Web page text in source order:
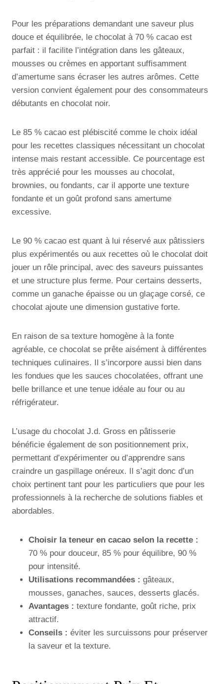
Pour les préparations demandant une saveur plus
douce et équilibrée, le chocolat à 70 % cacao est
parfait : il facilite l’intégration dans les gâteaux,
mousses ou crèmes en apportant suffisamment
d’amertume sans écraser les autres arômes. Cette
version convient également pour des consommateurs
débutants en chocolat noir.
Le 85 % cacao est plébiscité comme le choix idéal
pour les recettes classiques nécessitant un chocolat
intense mais restant accessible. Ce pourcentage est
très apprécié pour les mousses au chocolat,
brownies, ou fondants, car il apporte une texture
fondante et un goût profond sans amertume
excessive.
Le 90 % cacao est quant à lui réservé aux pâtissiers
plus expérimentés ou aux recettes où le chocolat doit
jouer un rôle principal, avec des saveurs puissantes
et une structure plus ferme. Pour certains desserts,
comme un ganache épaisse ou un glaçage corsé, ce
chocolat ajoute une dimension gustative forte.
En raison de sa texture homogène à la fonte
agréable, ce chocolat se prête aisément à différentes
techniques culinaires. Il s’incorpore aussi bien dans
les fondues que les sauces chocolatées, offrant une
belle brillance et une tenue idéale au four ou au
réfrigérateur.
L’usage du chocolat J.d. Gross en pâtisserie
bénéficie également de son positionnement prix,
permettant d’expérimenter ou d’apprendre sans
craindre un gaspillage onéreux. Il s’agit donc d’un
choix pertinent tant pour les particuliers que pour les
professionnels à la recherche de solutions fiables et
abordables.
Choisir la teneur en cacao selon la recette :
70 % pour douceur, 85 % pour équilibre, 90 %
pour intensité.
Utilisations recommandées : gâteaux,
mousses, ganaches, sauces, desserts glacés.
Avantages : texture fondante, goût riche, prix
attractif.
Conseils : éviter les surcuissons pour préserver
la saveur et la texture.